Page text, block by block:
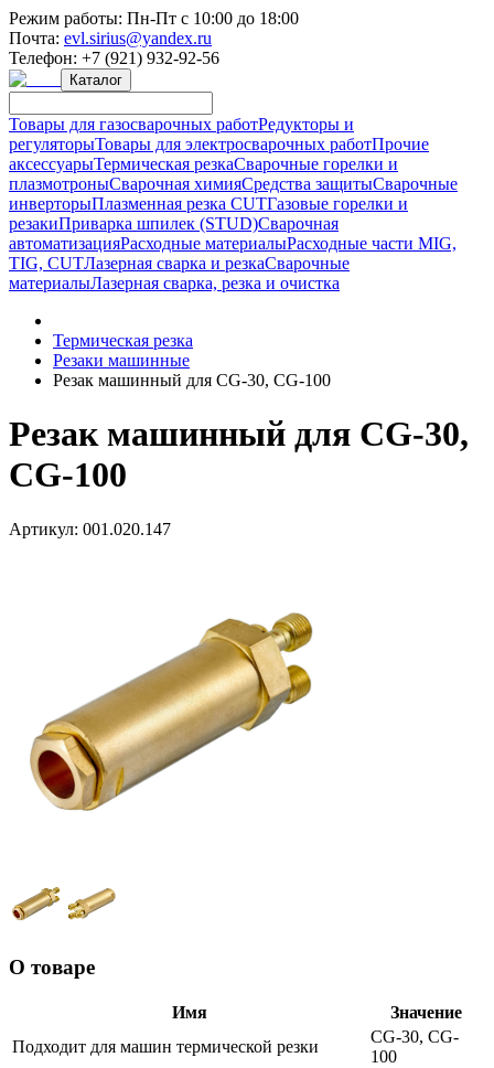
Режим работы: Пн-Пт с 10:00 до 18:00
Почта: evl.sirius@yandex.ru
Телефон: +7 (921) 932-92-56
Каталог
Товары для газосварочных работРедукторы и
регуляторыТовары для электросварочных работПрочие
аксессуарыТермическая резкаСварочные горелки и
плазмотроныСварочная химияСредства защитыСварочные
инверторыПлазменная резка CUTГазовые горелки и
резакиПриварка шпилек (STUD)Сварочная
автоматизацияРасходные материалыРасходные части MIG,
TIG, CUTЛазерная сварка и резкаСварочные
материалыЛазерная сварка, резка и очистка
Термическая резка
Резаки машинные
Резак машинный для CG-30, CG-100
Резак машинный для CG-30,
CG-100
Артикул: 001.020.147
О товаре
Имя
Значение
Подходит для машин термической резки
CG-30, CG-
100